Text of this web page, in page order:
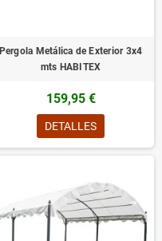
Pergola Metálica de Exterior 3x4
mts HABITEX
159,95 €
DETALLES